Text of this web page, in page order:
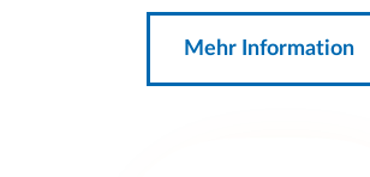
Mehr Information